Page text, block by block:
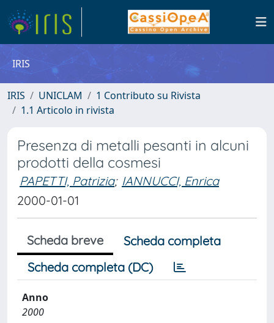
IRIS
IRIS UNICLAM
1 Contributo su Rivista
1.1 Articolo in rivista
Presenza di metalli pesanti in alcuni
prodotti della cosmesi
PAPETTI, Patrizia; IANNUCCI, Enrica
2000-01-01
Scheda breve
Scheda completa
Scheda completa (DC)
Anno
2000